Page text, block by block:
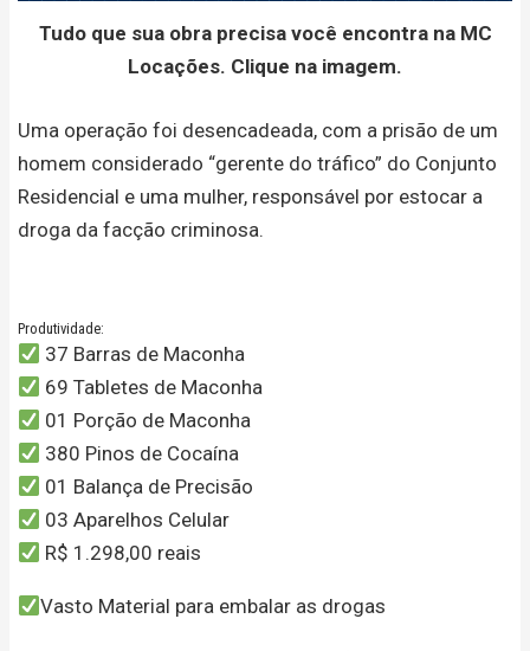
Tudo que sua obra precisa você encontra na MC
Locações. Clique na imagem.
Uma operação foi desencadeada, com a prisão de um
homem considerado “gerente do tráfico” do Conjunto
Residencial e uma mulher, responsável por estocar a
droga da facção criminosa.
Produtividade:
37 Barras de Maconha
69 Tabletes de Maconha
01 Porção de Maconha
380 Pinos de Cocaína
01 Balança de Precisão
03 Aparelhos Celular
R$ 1.298,00 reais
Vasto Material para embalar as drogas